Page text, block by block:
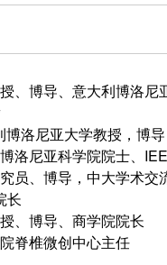
、博导、意大利博洛尼
洛尼亚大学教授，博导
学院院士、IEEE
员、博导，中大学术交
、博导、商学院院长
脊椎微创中心主任